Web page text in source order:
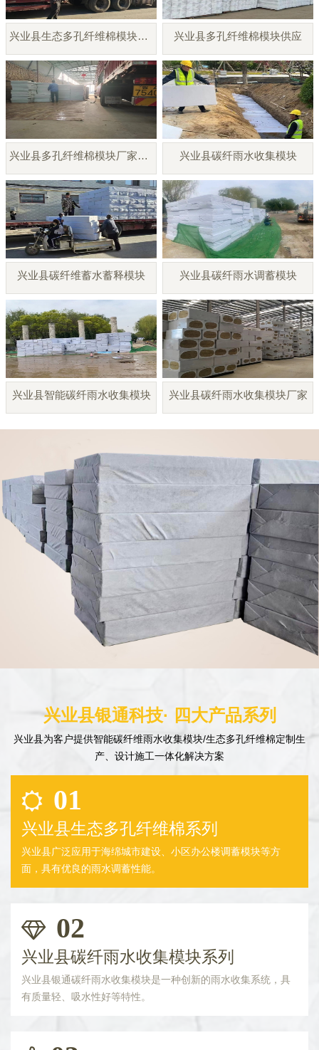
兴业县生态多孔纤维棉模块厂家 兴业县多孔纤维棉模块供应
兴业县多孔纤维棉模块厂家直销 兴业县碳纤雨水收集模块
兴业县碳纤维蓄水蓄释模块 兴业县碳纤雨水调蓄模块
兴业县智能碳纤雨水收集模块 兴业县碳纤雨水收集模块厂家
兴业县银通科技· 四大产品系列
兴业县为客户提供智能碳纤维雨水收集模块/生态多孔纤维棉定制生
产、设计施工一体化解决方案
01
兴业县生态多孔纤维棉系列
兴业县广泛应用于海绵城市建设、小区办公楼调蓄模块等方
面，具有优良的雨水调蓄性能。
02
兴业县碳纤雨水收集模块系列
兴业县银通碳纤雨水收集模块是一种创新的雨水收集系统，具
有质量轻、吸水性好等特性。